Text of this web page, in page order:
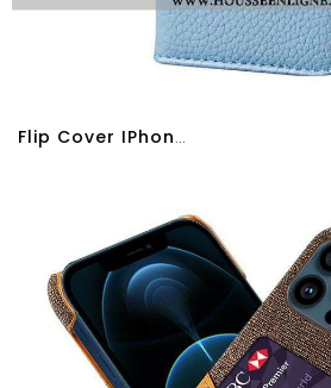
Flip Cover IPhone 13 Pro Max Simili Cuir Litchi Ultra Chic